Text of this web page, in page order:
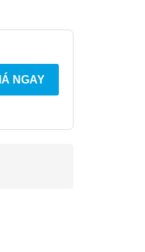
số tác dụng
thêm 12-15
da.
để xoa
NGAY